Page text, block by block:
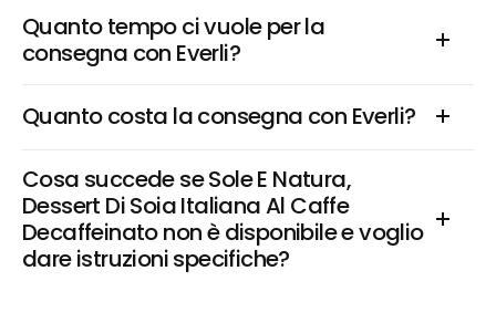
Quanto tempo ci vuole per la
consegna con Everli?
Quanto costa la consegna con Everli?
Cosa succede se Sole E Natura,
Dessert Di Soia Italiana Al Caffe
Decaffeinato non è disponibile e voglio
dare istruzioni specifiche?